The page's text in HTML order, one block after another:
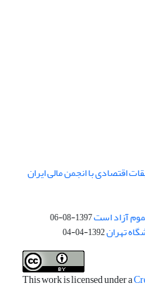
اقتصادی با انجمن مالی ایران
آزاد است1397-08-06
تهران1392-04-04
This work is licensed under a